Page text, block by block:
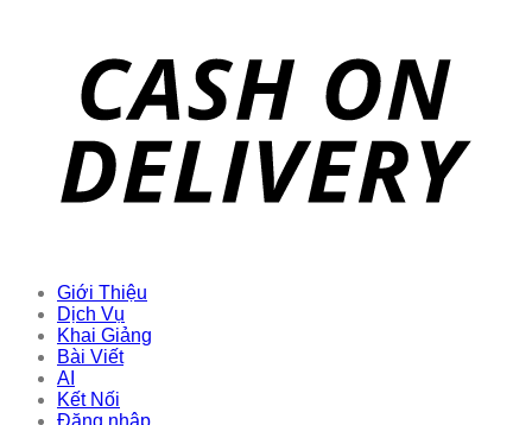
Giới Thiệu
Dịch Vụ
Khai Giảng
Bài Viết
AI
Kết Nối